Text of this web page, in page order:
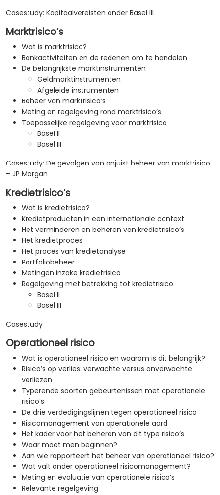
Casestudy: Kapitaalvereisten onder Basel III
Marktrisico’s
Wat is marktrisico?
Bankactiviteiten en de redenen om te handelen
De belangrijkste marktinstrumenten
Geldmarktinstrumenten
Afgeleide instrumenten
Beheer van marktrisico’s
Meting en regelgeving rond marktrisico’s
Toepasselijke regelgeving voor marktrisico
Basel II
Basel III
Casestudy: De gevolgen van onjuist beheer van marktrisico
– JP Morgan
Kredietrisico’s
Wat is kredietrisico?
Kredietproducten in een internationale context
Het verminderen en beheren van kredietrisico’s
Het kredietproces
Het proces van kredietanalyse
Portfoliobeheer
Metingen inzake kredietrisico
Regelgeving met betrekking tot kredietrisico
Basel II
Basel III
Casestudy
Operationeel risico
Wat is operationeel risico en waarom is dit belangrijk?
Risico’s op verlies: verwachte versus onverwachte
verliezen
Typerende soorten gebeurtenissen met operationele
risico’s
De drie verdedigingslijnen tegen operationeel risico
Risicomanagement van operationele aard
Het kader voor het beheren van dit type risico’s
Waar moet men beginnen?
Aan wie rapporteert het beheer van operationeel risico?
Wat valt onder operationeel risicomanagement?
Meting en evaluatie van operationele risico’s
Relevante regelgeving